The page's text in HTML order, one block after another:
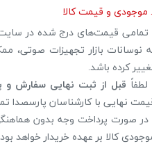
تمامی قیمت‌های درج شده در سایت
نوسانات بازار تجهیزات صوتی،
کرده باشد.
لطفاً قبل از ثبت نهایی سفارش و
نهایی با کارشناسان پارسصدا
در صورت پرداخت وجه بدون
کالا بر عهده خریدار خواهد